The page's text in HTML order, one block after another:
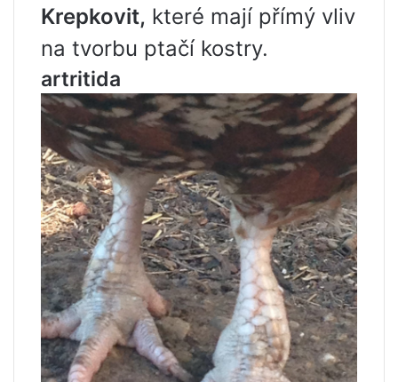
Krepkovit, které mají přímý vliv
na tvorbu ptačí kostry.
artritida